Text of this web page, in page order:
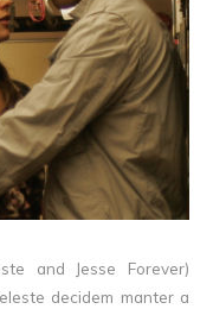
and Jesse Forever)
decidem manter a